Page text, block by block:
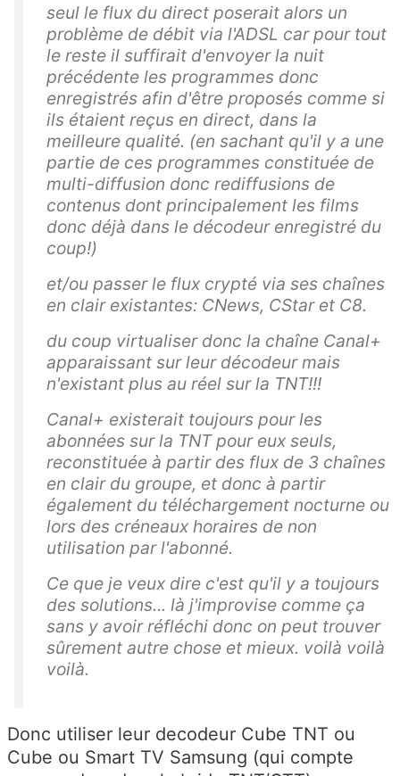
seul le flux du direct poserait alors un
problème de débit via l'ADSL car pour tout
le reste il suffirait d'envoyer la nuit
précédente les programmes donc
enregistrés afin d'être proposés comme si
ils étaient reçus en direct, dans la
meilleure qualité. (en sachant qu'il y a une
partie de ces programmes constituée de
multi-diffusion donc rediffusions de
contenus dont principalement les films
donc déjà dans le décodeur enregistré du
coup!)
et/ou passer le flux crypté via ses chaînes
en clair existantes: CNews, CStar et C8.
du coup virtualiser donc la chaîne Canal+
apparaissant sur leur décodeur mais
n'existant plus au réel sur la TNT!!!
Canal+ existerait toujours pour les
abonnées sur la TNT pour eux seuls,
reconstituée à partir des flux de 3 chaînes
en clair du groupe, et donc à partir
également du téléchargement nocturne ou
lors des créneaux horaires de non
utilisation par l'abonné.
Ce que je veux dire c'est qu'il y a toujours
des solutions... là j'improvise comme ça
sans y avoir réfléchi donc on peut trouver
sûrement autre chose et mieux. voilà voilà
voilà.
Donc utiliser leur decodeur Cube TNT ou
Cube ou Smart TV Samsung (qui compte